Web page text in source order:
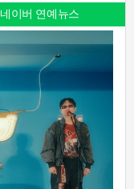
네이버 연예뉴스